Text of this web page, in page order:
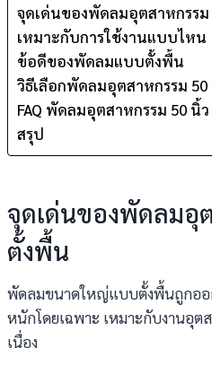
จุดเด่นของพัดลมอุตสาหกรร
เหมาะกับการใช้งานแบบไหน
ข้อดีของพัดลมแบบตั้งพื้น
วิธีเลือกพัดลมอุตสาหกรรม
FAQ พัดลมอุตสาหกรรม 50 นิ้
สรุป
จุดเด่นของพัดลมอุ
ตั้งพื้น
พัดลมขนาดใหญ่แบบตั้งพื้นถูกออ
หนักโดยเฉพาะ เหมาะกับงานอุต
เนื่อง